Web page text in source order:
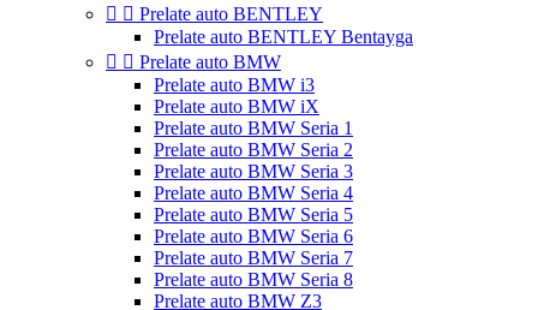
  Prelate auto BENTLEY
Prelate auto BENTLEY Bentayga
  Prelate auto BMW
Prelate auto BMW i3
Prelate auto BMW iX
Prelate auto BMW Seria 1
Prelate auto BMW Seria 2
Prelate auto BMW Seria 3
Prelate auto BMW Seria 4
Prelate auto BMW Seria 5
Prelate auto BMW Seria 6
Prelate auto BMW Seria 7
Prelate auto BMW Seria 8
Prelate auto BMW Z3